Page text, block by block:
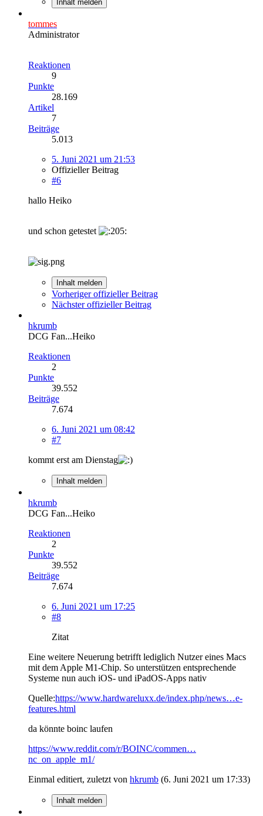
Inhalt melden
tommes
Administrator
Reaktionen
9
Punkte
28.169
Artikel
7
Beiträge
5.013
5. Juni 2021 um 21:53
Offizieller Beitrag
#6
hallo Heiko
und schon getestet
Inhalt melden
Vorheriger offizieller Beitrag
Nächster offizieller Beitrag
hkrumb
DCG Fan...Heiko
Reaktionen
2
Punkte
39.552
Beiträge
7.674
6. Juni 2021 um 08:42
#7
kommt erst am Dienstag
Inhalt melden
hkrumb
DCG Fan...Heiko
Reaktionen
2
Punkte
39.552
Beiträge
7.674
6. Juni 2021 um 17:25
#8
Zitat
Eine weitere Neuerung betrifft lediglich Nutzer eines Macs
mit dem Apple M1-Chip. So unterstützen entsprechende
Systeme nun auch iOS- und iPadOS-Apps nativ
Quelle:https://www.hardwareluxx.de/index.php/news…e-
features.html
da könnte boinc laufen
https://www.reddit.com/r/BOINC/commen…
nc_on_apple_m1/
Einmal editiert, zuletzt von hkrumb (6. Juni 2021 um 17:33)
Inhalt melden